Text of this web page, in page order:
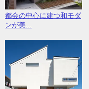
都会の中心に建つ和モダ
ンが美...